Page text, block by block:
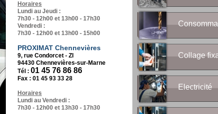
Horaires
Lundi au Jeudi :
7h30 - 12h00 et 13h00 - 17h30
Vendredi :
7h30 - 12h00 et 13h00 - 15h00
PROXIMAT Chennevières
9, rue Condorcet - ZI
94430 Chennevières-sur-Marne
Tél : 01 45 76 86 86
Fax : 01 45 93 33 28
Horaires
Lundi au Vendredi :
7h30 - 12h00 et 13h30 - 17h30
Collage
Electricité